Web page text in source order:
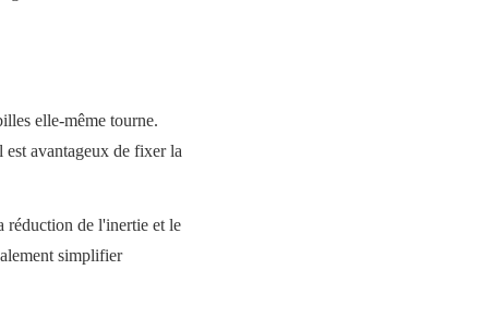
elle-même tourne.
avantageux de fixer la
réduction de l'inertie et le
simplifier